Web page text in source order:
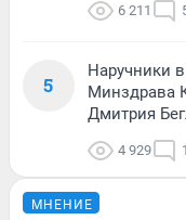
6 211
5
Наручники
Минздрава
Дмитрия
4 929
МНЕНИЕ